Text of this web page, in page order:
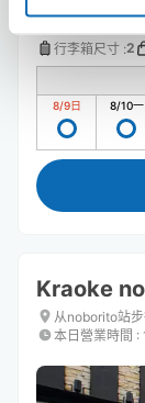
行李箱尺寸 :2
8/9日 8/10一
Kraoke
从noborito站步
本日營業時間 :